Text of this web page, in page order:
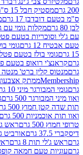
15 ס"מ בטעם אוכמניות 17 גרם
17 גרם
ממרח סניקרס 200
מקלות גומי עם ג'לי וסוכריות
בטעם פטל ואוכמניות 36 גרם
גומי בולז בטעם ענבים
בולז בטעם פטל 15 גרם
בטעם פירות 10 גרם
ברט' מנטה 90 גרם
ממתק אצבעוני 7.5 גרם
מיני 10 גרם
גומי ואוו
500 גרם
גומי ואוו נחש
500 גרם
גומי ואוו
500 גרם
גומי ואוו נחש
ראש ג'לי אבטיח 8 גרם
8 גרם
ראש ג'לי פטל 8 גרם
חמאה קופסת פח ורדים 114